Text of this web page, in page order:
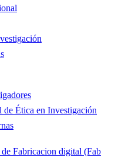
Ética en Investigación
Fabricacion digital (Fab